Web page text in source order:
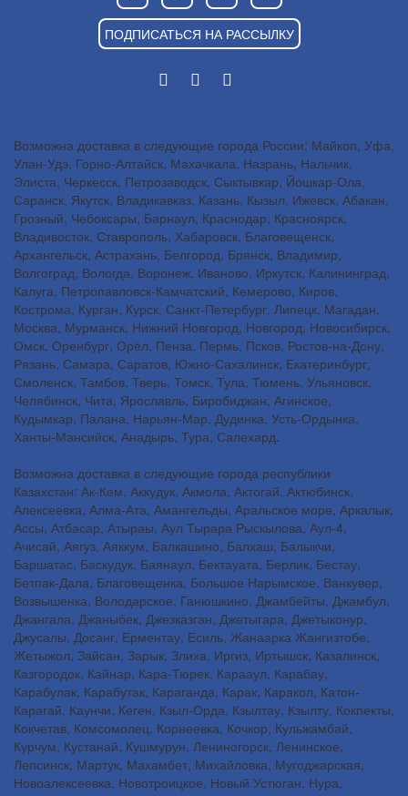
ПОДПИСАТЬСЯ НА РАССЫЛКУ
Возможна доставка в следующие города России: Майкоп, Уфа,
Улан-Удэ, Горно-Алтайск, Махачкала, Назрань, Нальчик,
Элиста, Черкесск, Петрозаводск, Сыктывкар, Йошкар-Ола,
Саранск, Якутск, Владикавказ, Казань, Кызыл, Ижевск, Абакан,
Грозный, Чебоксары, Барнаул, Краснодар, Красноярск,
Владивосток, Ставрополь, Хабаровск, Благовещенск,
Архангельск, Астрахань, Белгород, Брянск, Владимир,
Волгоград, Вологда, Воронеж, Иваново, Иркутск, Калининград,
Калуга, Петропавловск-Камчатский, Кемерово, Киров,
Кострома, Курган, Курск, Санкт-Петербург, Липецк, Магадан,
Москва, Мурманск, Нижний Новгород, Новгород, Новосибирск,
Омск, Оренбург, Орёл, Пенза, Пермь, Псков, Ростов-на-Дону,
Рязань, Самара, Саратов, Южно-Сахалинск, Екатеринбург,
Смоленск, Тамбов, Тверь, Томск, Тула, Тюмень, Ульяновск,
Челябинск, Чита, Ярославль, Биробиджан, Агинское,
Кудымкар, Палана, Нарьян-Мар, Дудинка, Усть-Ордынка,
Ханты-Мансийск, Анадырь, Тура, Салехард.
Возможна доставка в следующие города республики
Казахстан: Ак-Кем, Аккудук, Акмола, Актогай, Актюбинск,
Алексеевка, Алма-Ата, Амангельды, Аральское море, Аркалык,
Ассы, Атбасар, Атыраы, Аул Тырара Рыскылова, Аул-4,
Ачисай, Аягуз, Аяккум, Балкашино, Балхаш, Балыкчи,
Баршатас, Баскудук, Баянаул, Бектауата, Берлик, Бестау,
Бетпак-Дала, Благовещенка, Большое Нарымское, Ванкувер,
Возвышенка, Володарское, Ганюшкино, Джамбейты, Джамбул,
Джангала, Джаныбек, Джезказган, Джетыгара, Джетыконур,
Джусалы, Досанг, Ерментау, Есиль, Жанаарка Жангизтобе,
Жетыжол, Зайсан, Зарык, Злиха, Иргиз, Иртышск, Казалинск,
Казгородок, Кайнар, Кара-Тюрек, Карааул, Карабау,
Карабулак, Карабутак, Караганда, Карак, Каракол, Катон-
Карагай, Каунчи, Кеген, Кзыл-Орда, Кзылтау, Кзылту, Кокпекты,
Кокчетав, Комсомолец, Корнеевка, Кочкор, Кульжамбай,
Курчум, Кустанай, Кушмурун, Лениногорск, Ленинское,
Лепсинск, Мартук, Махамбет, Михайловка, Мугоджарская,
Новоалексеевка, Новотроицкое, Новый Устюган, Нура,